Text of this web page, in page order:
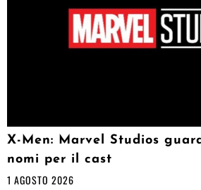
X-Men: Marvel Studios
nomi per il cast
1 AGOSTO 2026